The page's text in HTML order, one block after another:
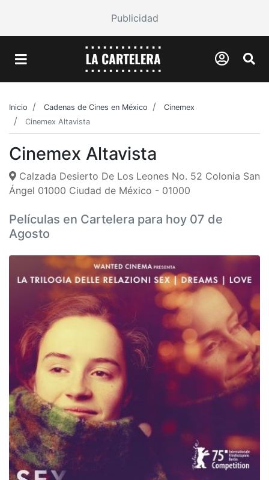
Publicidad
Inicio Cadenas de Cines en México
Cinemex
Cinemex Altavista
Cinemex Altavista
Calzada Desierto De Los Leones No. 52 Colonia San
Ángel 01000 Ciudad de México - 01000
Películas en Cartelera para hoy 07 de
Agosto